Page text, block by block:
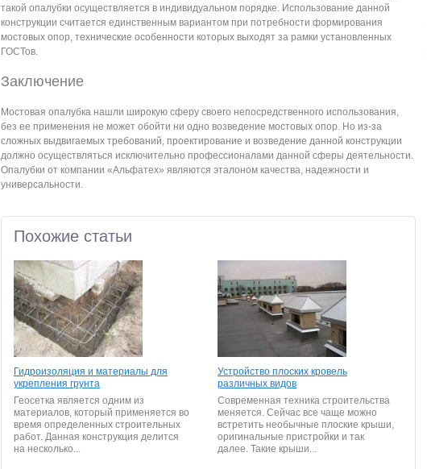
такой опалубки осуществляется в индивидуальном порядке. Использование данной
конструкции считается единственным вариантом при потребности формирования
мостовых опор, технические особенности которых выходят за рамки установленных
ГОСТов.
Заключение
Мостовая опалубка нашли широкую сферу своего непосредственного использования,
без ее применения не может обойти ни одно возведение мостовых опор. Но из-за
сложных выдвигаемых требований, проектирование и возведение данной конструкции
должно осуществляться исключительно профессионалами данной сферы деятельности.
Опалубки от компании «Альфатех» являются эталоном качества, надежности и
универсальности.
Похожие статьи
Гидроизоляция и материалы для
укрепления грунта
Геосетка является одним из
материалов, который применяется во
время определенных строительных
работ. Данная конструкция делится
на несколько...
Устройство плоских кровель
различных видов
Современная техника строительства
меняется. Сейчас все чаще можно
встретить необычные плоские крыши,
оригинальные пристройки и так
далее. Такие крыши...